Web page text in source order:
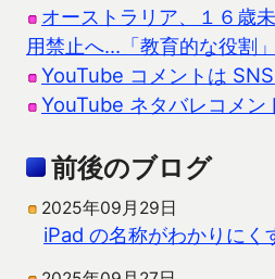
オーストラリア、１６歳
用禁止へ…「教育的な役割
YouTube コメントは
YouTube ネタバレコメン
前後のブログ
2025年09月29日
iPad の名称がわかりにく